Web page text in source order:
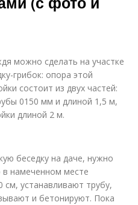
можно сделать на участке
грибок: опора этой
состоит из двух частей:
0150 мм и длиной 1,5 м,
длиной 2 м.
беседку на даче, нужно
в намеченном месте
устанавливают трубу,
и бетонируют. Пока